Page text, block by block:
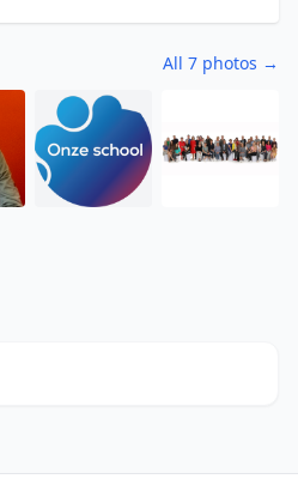
All 7 photos →